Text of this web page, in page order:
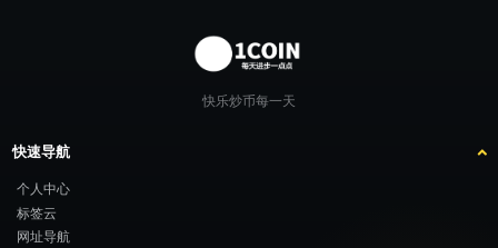
快乐炒币每一天
快速导航
个人中心
标签云
网址导航